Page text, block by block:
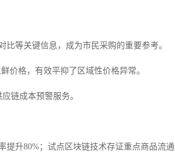
等关键信息，成为市民采购的重要参考。
价格，有效平抑了区域性价格异常。
链成本预警服务。
升80%；试点区块链技术存证重点商品流通